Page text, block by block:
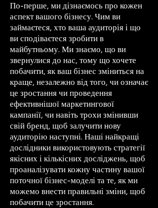
По-перше, ми дізнаємось про кожен
аспект вашого бізнесу. Чим ви
займаєтеся, хто ваша аудиторія і що
ви сподіваєтеся зробити в
майбутньому. Ми знаємо, що ви
звернулися до нас, тому що хочете
побачити, як ваш бізнес зміниться на
краще, незалежно від того, чи означає
це зростання чи проведення
ефективнішої маркетингової
кампанії, чи навіть трохи змінивши
свій бренд, щоб залучити нову
аудиторію наступні. Наші найкращі
дослідники використовують стратегії
якісних і кількісних досліджень, щоб
проаналізувати кожну частину вашої
поточної бізнес-моделі та те, як ми
можемо внести правильні зміни, щоб
побачити це зростання.